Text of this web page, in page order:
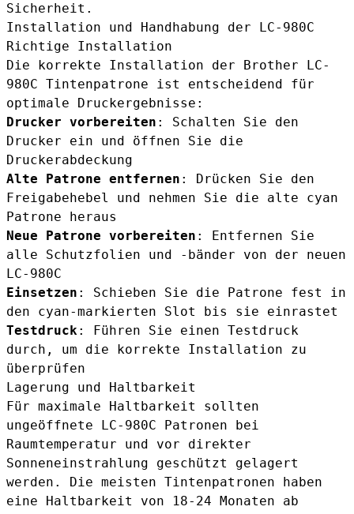
Sicherheit.
Installation und Handhabung der LC-980C
Richtige Installation
Die korrekte Installation der Brother LC-
980C Tintenpatrone ist entscheidend für
optimale Druckergebnisse:
Drucker vorbereiten : Schalten Sie den
Drucker ein und öffnen Sie die
Druckerabdeckung
Alte Patrone entfernen : Drücken Sie den
Freigabehebel und nehmen Sie die alte cyan
Patrone heraus
Neue Patrone vorbereiten : Entfernen Sie
alle Schutzfolien und -bänder von der neuen
LC-980C
Einsetzen : Schieben Sie die Patrone fest in
den cyan-markierten Slot bis sie einrastet
Testdruck: Führen Sie einen Testdruck
durch, um die korrekte Installation zu
überprüfen
Lagerung und Haltbarkeit
Für maximale Haltbarkeit sollten
ungeöffnete LC-980C Patronen bei
Raumtemperatur und vor direkter
Sonneneinstrahlung geschützt gelagert
werden. Die meisten Tintenpatronen haben
eine Haltbarkeit von 18-24 Monaten ab